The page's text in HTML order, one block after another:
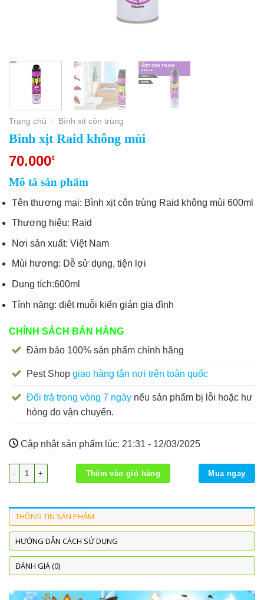
Trang chủ / Bình xịt côn trùng
Bình xịt Raid không mùi
70.000₫
Mô tả sản phẩm
Tên thương mại: Bình xịt côn trùng Raid không mùi 600ml
Thương hiệu: Raid
Nơi sản xuất: Việt Nam
Mùi hương: Dễ sử dụng, tiện lợi
Dung tích:600ml
Tính năng: diệt muỗi kiến gián gia đình
CHÍNH SÁCH BÁN HÀNG
Đảm bảo 100% sản phẩm chính hãng
Pest Shop giao hàng tận nơi trên toàn quốc
Đổi trả trong vòng 7 ngày nếu sản phẩm bị lỗi hoặc hư
hỏng do vận chuyển.
Cập nhật sản phẩm lúc: 21:31 - 12/03/2025
Bình xịt Raid không mùi số lượng
Thêm vào giỏ hàng Mua ngay
THÔNG TIN SẢN PHẨM
HƯỚNG DẪN CÁCH SỬ DỤNG
ĐÁNH GIÁ (0)